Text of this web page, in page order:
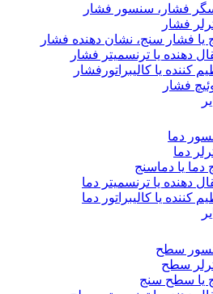
فشار، سنسور فشار
فشار
یا فشار سنج، نشان دهنده فشار
دهنده یا ترنسمیتر فشار
کننده یا کالیبراتورفشار
فشار
دما
دما
دما یا دماسنج
دهنده یا ترنسمیتر دما
کننده یا کالیبراتور دما
سطح
سطح
یا سطح سنج